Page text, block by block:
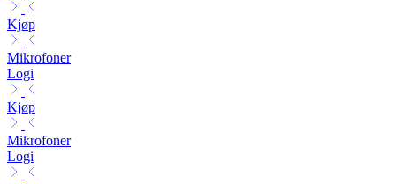
Kjøp
Mikrofoner
Logi
Kjøp
Mikrofoner
Logi